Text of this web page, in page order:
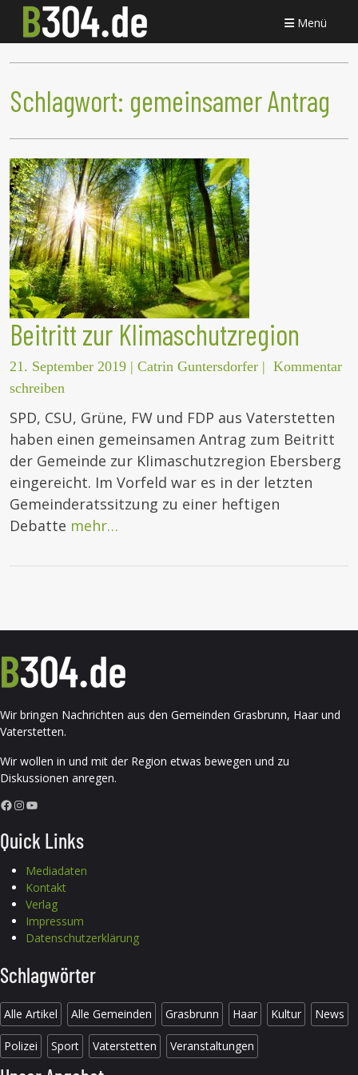
Menü
Schlagwort: gemeinsamer Antrag
Beitritt zur Klimaschutzregion
21. September 2019 | Catrin Guntersdorfer | Kommentar
schreiben
SPD, CSU, Grüne, FW und FDP aus Vaterstetten
haben einen gemeinsamen Antrag zum Beitritt
der Gemeinde zur Klimaschutzregion Ebersberg
eingereicht. Im Vorfeld war es in der letzten
Gemeinderatssitzung zu einer heftigen
Debatte mehr…
Wir bringen Nachrichten aus den Gemeinden Grasbrunn, Haar und
Vaterstetten.
Wir wollen in und mit der Region etwas bewegen und zu
Diskussionen anregen.
Facebook InstagramYouTube
Quick Links
Mediadaten
Kontakt
Verlag
Impressum
Datenschutzerklärung
Schlagwörter
Alle Artikel Alle Gemeinden Grasbrunn Haar Kultur News
Polizei Sport Vaterstetten Veranstaltungen